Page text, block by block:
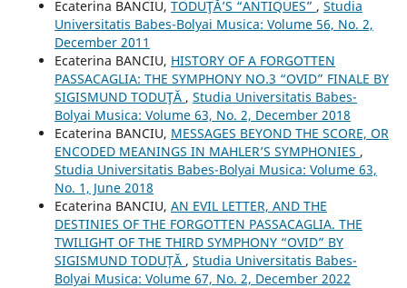
Ecaterina BANCIU, TODUŢĂ’S “ANTIQUES” , Studia
Universitatis Babes-Bolyai Musica: Volume 56, No. 2,
December 2011
Ecaterina BANCIU, HISTORY OF A FORGOTTEN
PASSACAGLIA: THE SYMPHONY NO.3 “OVID” FINALE BY
SIGISMUND TODUŢĂ , Studia Universitatis Babes-
Bolyai Musica: Volume 63, No. 2, December 2018
Ecaterina BANCIU, MESSAGES BEYOND THE SCORE, OR
ENCODED MEANINGS IN MAHLER’S SYMPHONIES ,
Studia Universitatis Babes-Bolyai Musica: Volume 63,
No. 1, June 2018
Ecaterina BANCIU, AN EVIL LETTER, AND THE
DESTINIES OF THE FORGOTTEN PASSACAGLIA. THE
TWILIGHT OF THE THIRD SYMPHONY “OVID” BY
SIGISMUND TODUȚĂ , Studia Universitatis Babes-
Bolyai Musica: Volume 67, No. 2, December 2022